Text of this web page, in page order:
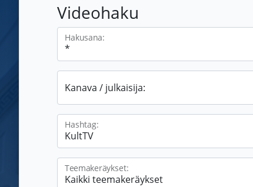
Videohaku
Hakusana:
Kanava / julkaisija:
Hashtag:
Teemakeräykset: